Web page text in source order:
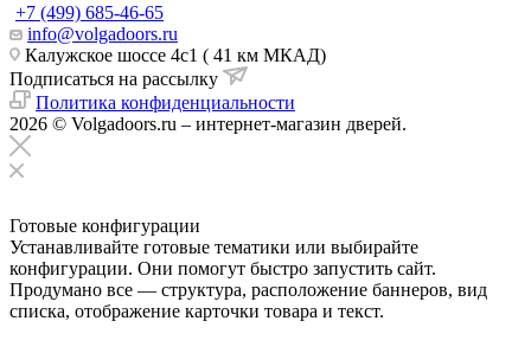
+7 (499) 685-46-65
info@volgadoors.ru
Калужское шоссе 4с1 ( 41 км МКАД)
Подписаться на рассылку
Политика конфиденциальности
2026 © Volgadoors.ru – интернет-магазин дверей.
Готовые конфигурации
Устанавливайте готовые тематики или выбирайте
конфигурации. Они помогут быстро запустить сайт.
Продумано все — структура, расположение баннеров, вид
списка, отображение карточки товара и текст.